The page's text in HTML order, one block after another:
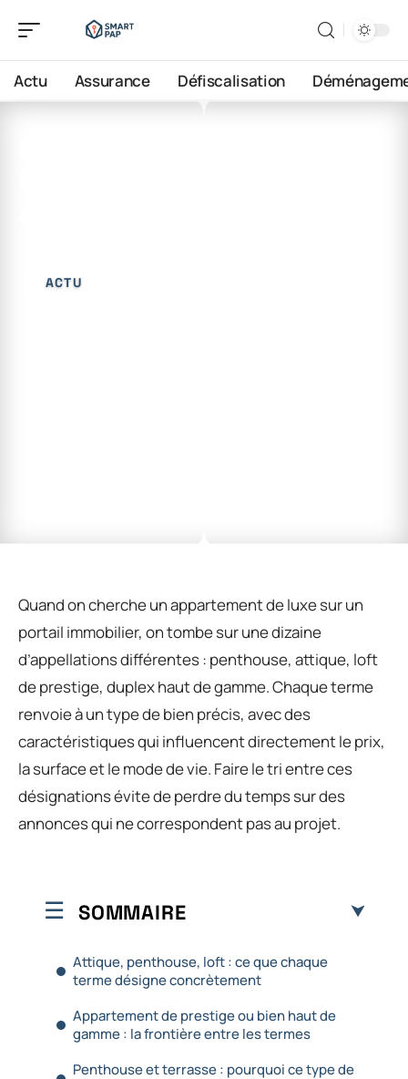
Actu Assurance Défiscalisation
ACTU
Quand on cherche un appartement de luxe sur un
portail immobilier, on tombe sur une dizaine
d’appellations différentes : penthouse, attique, loft
de prestige, duplex haut de gamme. Chaque terme
renvoie à un type de bien précis, avec des
caractéristiques qui influencent directement le prix,
la surface et le mode de vie. Faire le tri entre ces
désignations évite de perdre du temps sur des
annonces qui ne correspondent pas au projet.
SOMMAIRE
Attique, penthouse, loft : ce que chaque
terme désigne concrètement
Appartement de prestige ou bien haut de
gamme : la frontière entre les termes
Penthouse et terrasse : pourquoi ce type de